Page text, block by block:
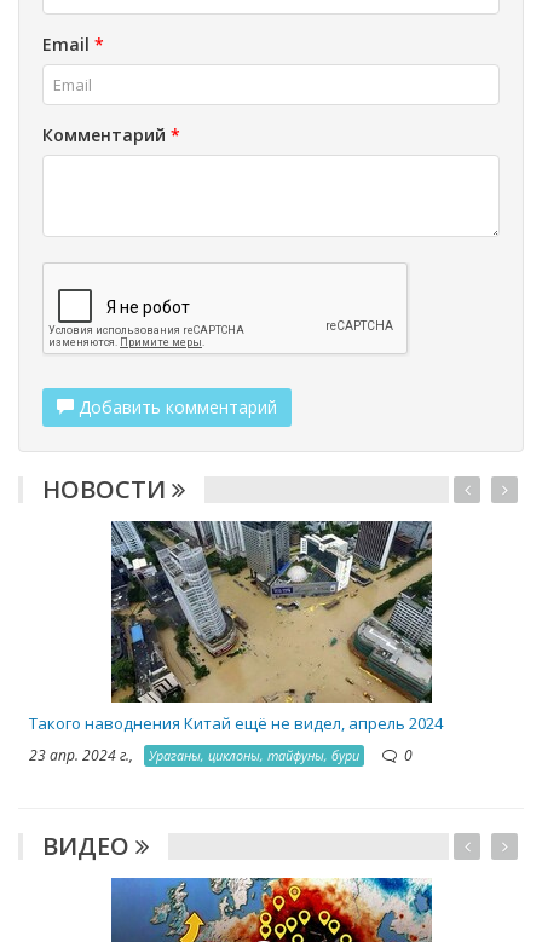
Email *
Комментарий *
Добавить комментарий
НОВОСТИ
Такого наводнения Китай ещё не видел, апрель 2024
23 апр. 2024 г., Ураганы, циклоны, тайфуны, бури 0
ВИДЕО